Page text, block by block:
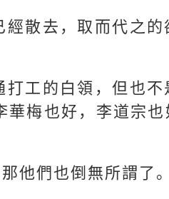
散去，取而代之
工的白領，但也
梅也好，李道宗
他們也倒無所謂了。